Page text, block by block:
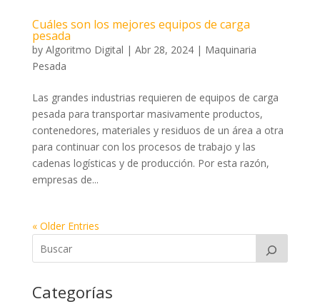
Cuáles son los mejores equipos de carga
pesada
by Algoritmo Digital | Abr 28, 2024| Maquinaria
Pesada
Las grandes industrias requieren de equipos de carga
pesada para transportar masivamente productos,
contenedores, materiales y residuos de un área a otra
para continuar con los procesos de trabajo y las
cadenas logísticas y de producción. Por esta razón,
empresas de...
« Older Entries
Categorías